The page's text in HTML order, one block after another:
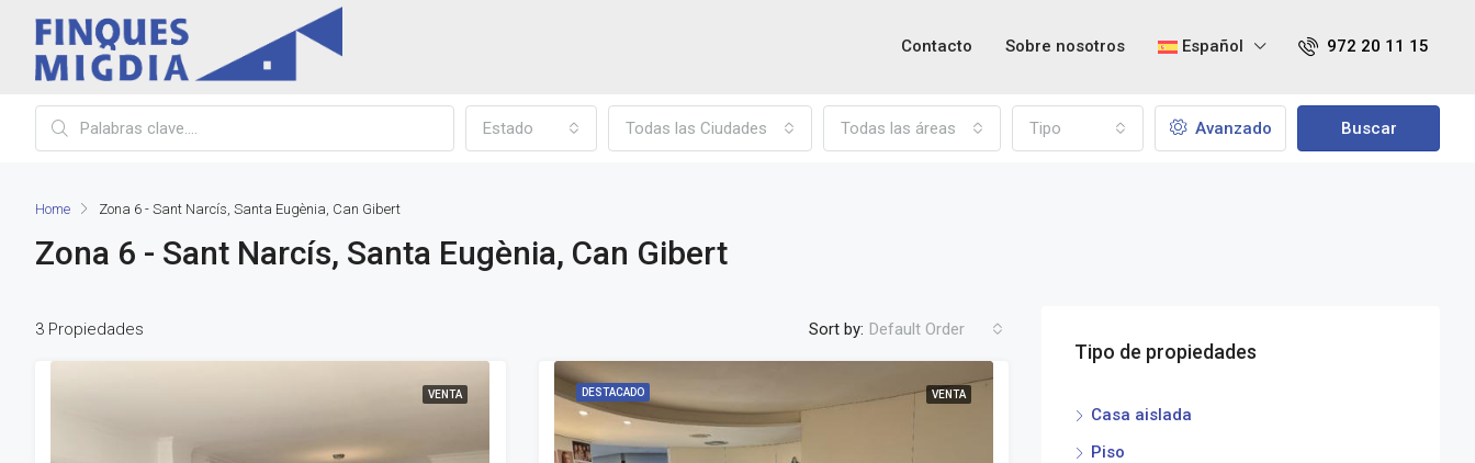
Contacto Sobre nosotros Español 972 20 11 15
Estado Todas las Ciudades Todas las áreas Tipo Avanzado Buscar
Home Zona 6 - Sant Narcís, Santa Eugènia, Can Gibert
Zona 6 - Sant Narcís, Santa Eugènia, Can Gibert
3 Propiedades Sort by: Default Order
VENTA DESTACADO VENTA
Tipo de propiedades
Casa aislada
Piso